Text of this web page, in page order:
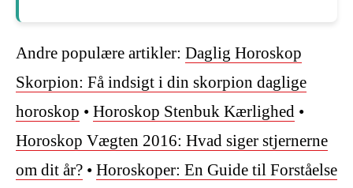
Andre populære artikler: Daglig Horoskop
Skorpion: Få indsigt i din skorpion daglige
horoskop • Horoskop Stenbuk Kærlighed •
Horoskop Vægten 2016: Hvad siger stjernerne
om dit år? • Horoskoper: En Guide til Forståelse